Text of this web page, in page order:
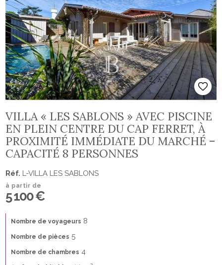
VILLA « LES SABLONS » AVEC PISCINE
EN PLEIN CENTRE DU CAP FERRET, À
PROXIMITÉ IMMÉDIATE DU MARCHÉ –
CAPACITÉ 8 PERSONNES
Réf. L-VILLA LES SABLONS
à partir de
5 100 €
Nombre de voyageurs 8
Nombre de pièces 5
Nombre de chambres 4